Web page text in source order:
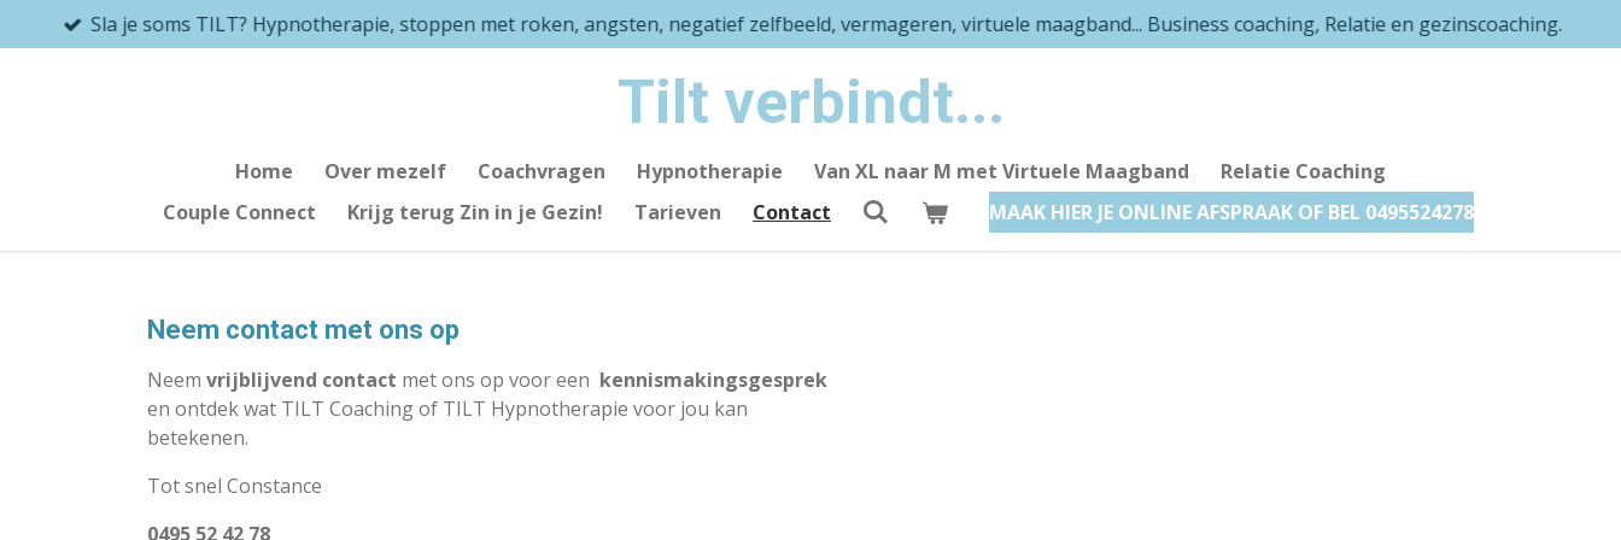
direct
Sla je soms TILT? Hypnotherapie, stoppen met roken, angsten, negatief zelfbeeld, vermageren, virtuele maagband... Business coaching, Relatie en gezinscoaching.
Tilt verbindt...
Home Over mezelf Coachvragen Hypnotherapie Van XL naar M met Virtuele Maagband
Relatie Coaching
Couple Connect
Krijg terug Zin in je Gezin! Tarieven Contact MAAK HIER JE ONLINE AFSPRAAK OF BEL 0495524278
Neem contact met ons op
Neem vrijblijvend contact met ons op voor een kennismakingsgesprek
en ontdek wat TILT Coaching of TILT Hypnotherapie voor jou kan
betekenen.
Tot snel Constance
0495 52 42 78